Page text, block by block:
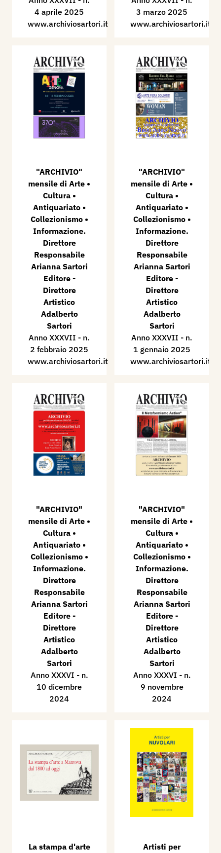
4 aprile 2025
www.archiviosartori.it
3 marzo 2025
www.archiviosartori.it
"ARCHIVIO"
mensile di Arte •
Cultura •
Antiquariato •
Collezionismo •
Informazione.
Direttore
Responsabile
Arianna Sartori
Editore -
Direttore
Artistico
Adalberto
Sartori
Anno XXXVII - n.
2 febbraio 2025
www.archiviosartori.it
"ARCHIVIO"
mensile di Arte •
Cultura •
Antiquariato •
Collezionismo •
Informazione.
Direttore
Responsabile
Arianna Sartori
Editore -
Direttore
Artistico
Adalberto
Sartori
Anno XXXVII - n.
1 gennaio 2025
www.archiviosartori.it
"ARCHIVIO"
mensile di Arte •
Cultura •
Antiquariato •
Collezionismo •
Informazione.
Direttore
Responsabile
Arianna Sartori
Editore -
Direttore
Artistico
Adalberto
Sartori
Anno XXXVI - n.
10 dicembre
2024
"ARCHIVIO"
mensile di Arte •
Cultura •
Antiquariato •
Collezionismo •
Informazione.
Direttore
Responsabile
Arianna Sartori
Editore -
Direttore
Artistico
Adalberto
Sartori
Anno XXXVI - n.
9 novembre
2024
La stampa d'arte
​Artisti per